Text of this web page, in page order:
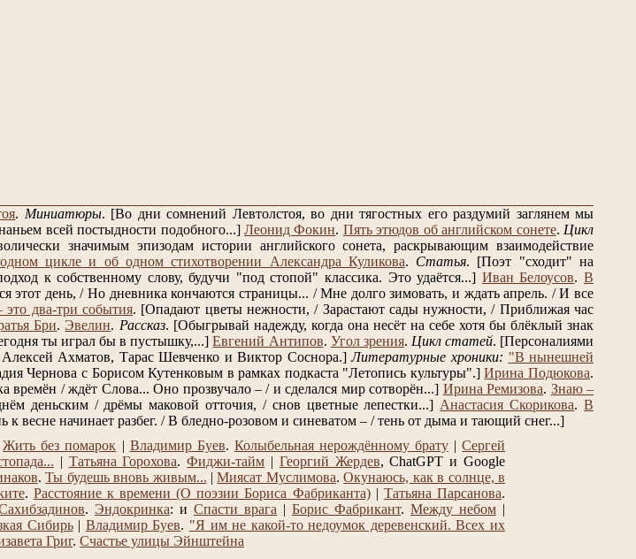
. Миниатюры. [Во дни сомнений Левтолстоя, во дни тягостных его раздумий заглянем мы
всей постыдности подобного...] Леонид Фокин. Пять этюдов об английском сонете. Цикл
значимым эпизодам истории английского сонета, раскрывающим взаимодействие
цикле и об одном стихотворении Александра Куликова. Статья. [Поэт "сходит" на
к собственному слову, будучи "под стопой" классика. Это удаётся...] Иван Белоусов.В
этот день, / Но дневника кончаются страницы... / Мне долго зимовать, и ждать апрель. / И все
два-три события. [Опадают цветы нежности, / Зарастают сады нужности, / Приближая час
Бри. Эвелин. Рассказ. [Обыгрывай надежду, когда она несёт на себе хотя бы блёклый знак
ты играл бы в пустышку,...] Евгений Антипов. Угол зрения. Цикл статей. [Персоналиями
Ахматов, Тарас Шевченко и Виктор Соснора.] Литературные хроники: "В нынешней
Чернова с Борисом Кутенковым в рамках подкаста "Летопись культуры".] Ирина Подюкова.
времён / ждёт Слова... Оно прозвучало – / и сделался мир сотворён...] Ирина Ремизова. Знаю –
деньским / дрёмы маковой отточия, / снов цветные лепестки...] Анастасия Скорикова.В
к весне начинает разбег. / В бледно-розовом и синеватом – / тень от дыма и тающий снег...]
Жить без помарок | Владимир Буев. Колыбельная нерождённому брату|Сергей
| Татьяна Горохова.Фиджи-тайм | Георгий Жердев, ChatGPT и Google
.Ты будешь вновь живым... |Миясат Муслимова.Окунаюсь, как в солнце, в
. Расстояние к времени (О поэзии Бориса Фабриканта)| Татьяна Парсанова.
. Эндокринка: и Спасти врага | Борис Фабрикант. Между небом |
Сибирь| Владимир Буев. "Я им не какой-то недоумок деревенский. Всех их
Григ. Счастье улицы Эйнштейна